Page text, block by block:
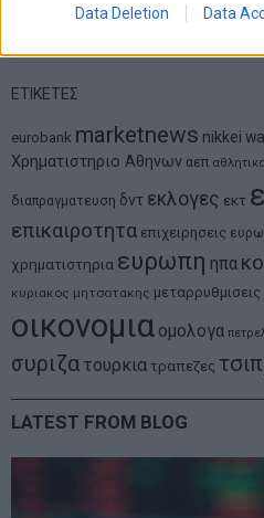
Data Deletion Data
ΕΤΙΚΕΤΕΣ
eurobank marketnews nikkei wall
Χρηματιστηριο Αθηνων αεπ
διαπραγματευση δντ εκλογες εκτ
επικαιροτητα επιχειρησεις ευρω
χρηματιστηρια ευρωπη ηπα
κυριακος μητσοτακης μεταρρυθμισεις
οικονομια ομολογα
συριζα τουρκια τραπεζες
LATEST FROM BLOG